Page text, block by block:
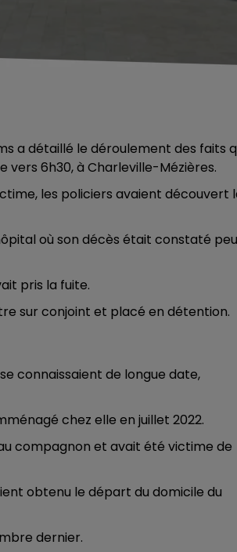
a détaillé le déroulement des faits
vers 6h30, à Charleville-Mézières.
les policiers avaient découvert
où son décès était constaté peu
pris la fuite.
sur conjoint et placé en détention.
connaissaient de longue date,
chez elle en juillet 2022.
compagnon et avait été victime de
obtenu le départ du domicile du
dernier.